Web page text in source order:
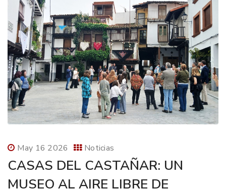
May 16 2026 Noticias
CASAS DEL CASTAÑAR: UN
MUSEO AL AIRE LIBRE DE